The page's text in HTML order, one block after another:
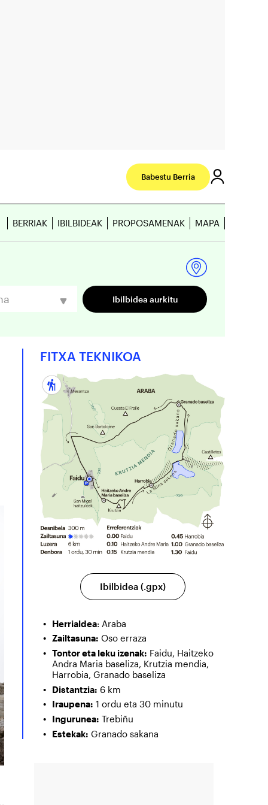
Babestu Berria
BERRIAK IBILBIDEAK PROPOSAMENAK MAPA
FITXA TEKNIKOA
Ibilbidea (.gpx)
Herrialdea: Araba
Zailtasuna: Oso erraza
Tontor eta leku izenak: Faidu, Haitzeko
Andra Maria baseliza, Krutzia mendia,
Harrobia, Granado baseliza
Distantzia: 6 km
Iraupena: 1 ordu eta 30 minutu
Ingurunea: Trebiñu
Estekak: Granado sakana